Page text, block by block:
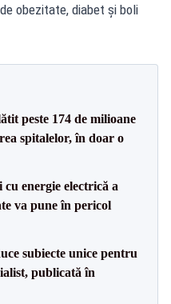
obezitate, diabet și boli
peste 174 de milioane
spitalelor, în doar o
energie electrică a
va pune în pericol
subiecte unice pentru
publicată în